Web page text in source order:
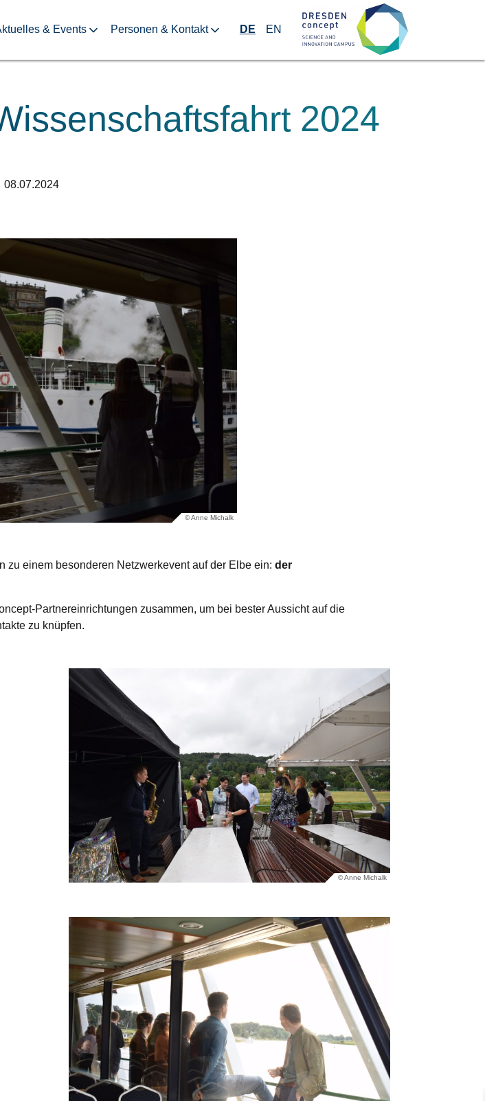
& Events Personen & Kontakt DE EN
2024
08.07.2024
© Anne Michalk
einem besonderen Netzwerkevent auf der Elbe ein: der
Partnereinrichtungen zusammen, um bei bester Aussicht auf die
zu knüpfen.
© Anne Michalk